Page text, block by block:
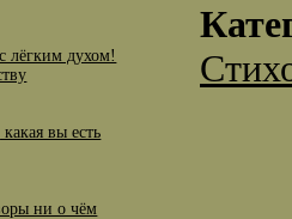
лёгким духом!
вы есть
ни о чём